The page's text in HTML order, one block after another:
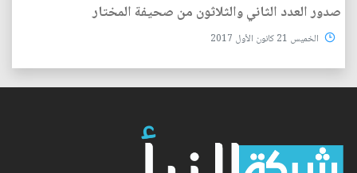
صدور العدد الثاني والثلاثون من صحيفة المختار
الخميس 21 كانون الأول 2017